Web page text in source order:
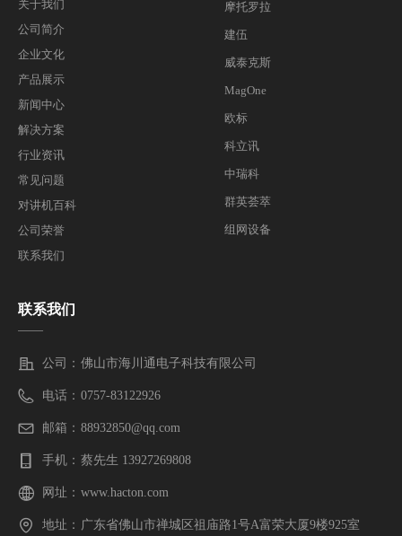
关于我们
公司简介
企业文化
产品展示
新闻中心
解决方案
行业资讯
常见问题
对讲机百科
公司荣誉
联系我们
摩托罗拉
建伍
威泰克斯
MagOne
欧标
科立讯
中瑞科
群英荟萃
组网设备
联系我们
——
公司： 佛山市海川通电子科技有限公司
电话： 0757-83122926
邮箱： 88932850@qq.com
手机： 蔡先生 13927269808
网址： www.hacton.com
地址： 广东省佛山市禅城区祖庙路1号A富荣大厦9楼925室